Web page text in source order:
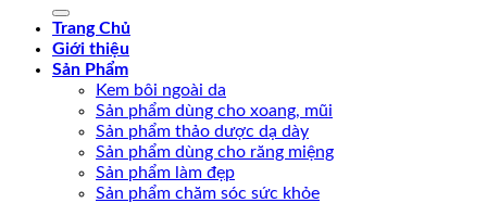
Trang Chủ
Giới thiệu
Sản Phẩm
Kem bôi ngoài da
Sản phẩm dùng cho xoang, mũi
Sản phẩm thảo dược dạ dày
Sản phẩm dùng cho răng miệng
Sản phẩm làm đẹp
Sản phẩm chăm sóc sức khỏe